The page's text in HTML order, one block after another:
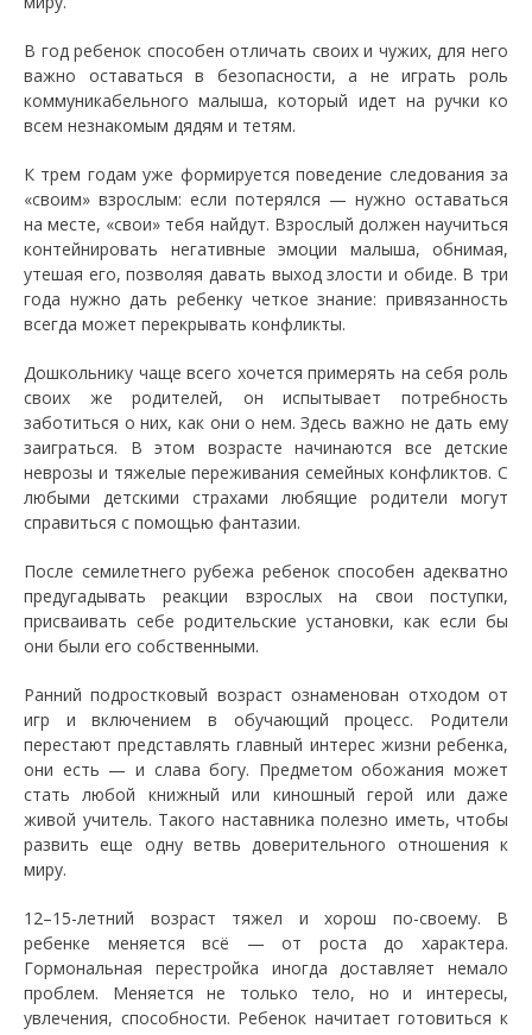
В год ребенок способен отличать своих и чужих, для него
важно оставаться в безопасности, а не играть роль
коммуникабельного малыша, который идет на ручки ко
всем незнакомым дядям и тетям.
К трем годам уже формируется поведение следования за
«своим» взрослым: если потерялся — нужно оставаться
на месте, «свои» тебя найдут. Взрослый должен научиться
контейнировать негативные эмоции малыша, обнимая,
утешая его, позволяя давать выход злости и обиде. В три
года нужно дать ребенку четкое знание: привязанность
всегда может перекрывать конфликты.
Дошкольнику чаще всего хочется примерять на себя роль
своих же родителей, он испытывает потребность
заботиться о них, как они о нем. Здесь важно не дать ему
заиграться. В этом возрасте начинаются все детские
неврозы и тяжелые переживания семейных конфликтов. С
любыми детскими страхами любящие родители могут
справиться с помощью фантазии.
После семилетнего рубежа ребенок способен адекватно
предугадывать реакции взрослых на свои поступки,
присваивать себе родительские установки, как если бы
они были его собственными.
Ранний подростковый возраст ознаменован отходом от
игр и включением в обучающий процесс. Родители
перестают представлять главный интерес жизни ребенка,
они есть — и слава богу. Предметом обожания может
стать любой книжный или киношный герой или даже
живой учитель. Такого наставника полезно иметь, чтобы
развить еще одну ветвь доверительного отношения к
миру.
12–15-летний возраст тяжел и хорош по-своему. В
ребенке меняется всё — от роста до характера.
Гормональная перестройка иногда доставляет немало
проблем. Меняется не только тело, но и интересы,
увлечения, способности. Ребенок начитает готовиться к